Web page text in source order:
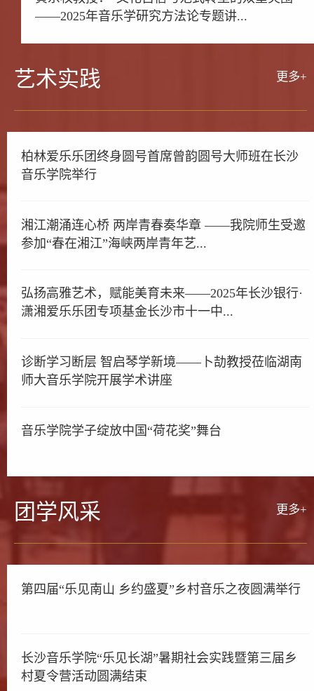
——2025年音乐学研究方法论专题讲...
艺术实践 更多+
柏林爱乐乐团终身圆号首席曾韵圆号大师班在长沙
音乐学院举行
湘江潮涌连心桥 两岸青春奏华章 ——我院师生受邀
参加“春在湘江”海峡两岸青年艺...
弘扬高雅艺术，赋能美育未来——2025年长沙银行·
潇湘爱乐乐团专项基金长沙市十一中...
诊断学习断层 智启琴学新境——卜劼教授莅临湖南
师大音乐学院开展学术讲座
音乐学院学子绽放中国“荷花奖”舞台
团学风采 更多+
第四届“乐见南山 乡约盛夏”乡村音乐之夜圆满举行
长沙音乐学院“乐见长湖”暑期社会实践暨第三届乡
村夏令营活动圆满结束